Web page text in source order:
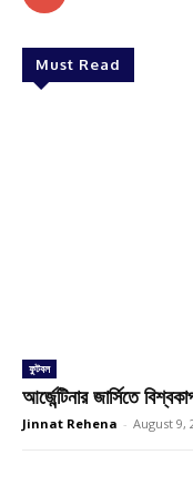
Must Read
ফুটবল
আর্জেন্টিনার জার্সিতে
Jinnat Rehena - August 9,